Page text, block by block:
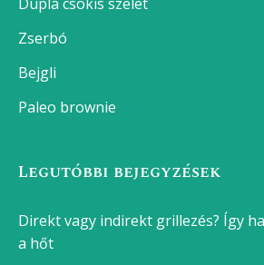
Dupla csokis szelet
Zserbó
Bejgli
Paleo brownie
Legutóbbi bejegyzések
Direkt vagy indirekt grillezés? Így
a hőt